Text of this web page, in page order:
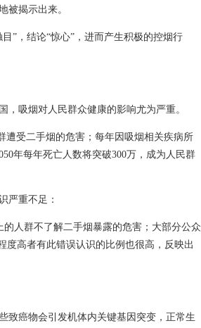
被揭示出来。
，结论“惊心”，进而产生积极的控烟行
吸烟对人民群众健康的影响尤为严重。
受二手烟的危害；每年因吸烟相关疾病所
年每年死亡人数将突破300万，成为人民群
重不足：
人群不了解二手烟暴露的危害；大部分公众
度高者有此错误认识的比例也很高，反映出
癌物会引发机体内关键基因突变，正常生